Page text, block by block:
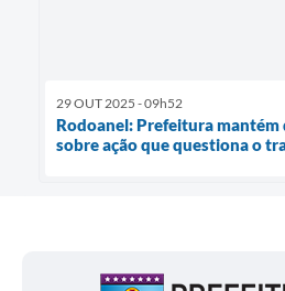
29 OUT 2025 - 09h52
Rodoanel: Prefeitura mantém
sobre ação que questiona o